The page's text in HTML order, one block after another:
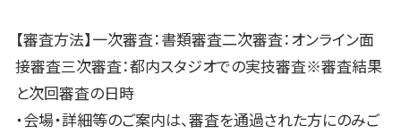
【審査方法】一次審査：書類審査二次審査：オンライン面
接審査三次審査：都内スタジオでの実技審査※審査結果
と次回審査の日時
・会場・詳細等のご案内は、審査を通過された方にのみご